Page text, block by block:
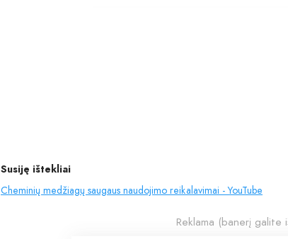
Susiję ištekliai
Cheminių medžiagų saugaus naudojimo reikalavimai - YouTube
Reklama (banerį galite